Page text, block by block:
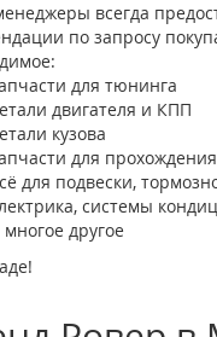
всегда
по запросу
для тюнинга
двигателя и КПП
кузова
для
для подвески,
системы
многое другое